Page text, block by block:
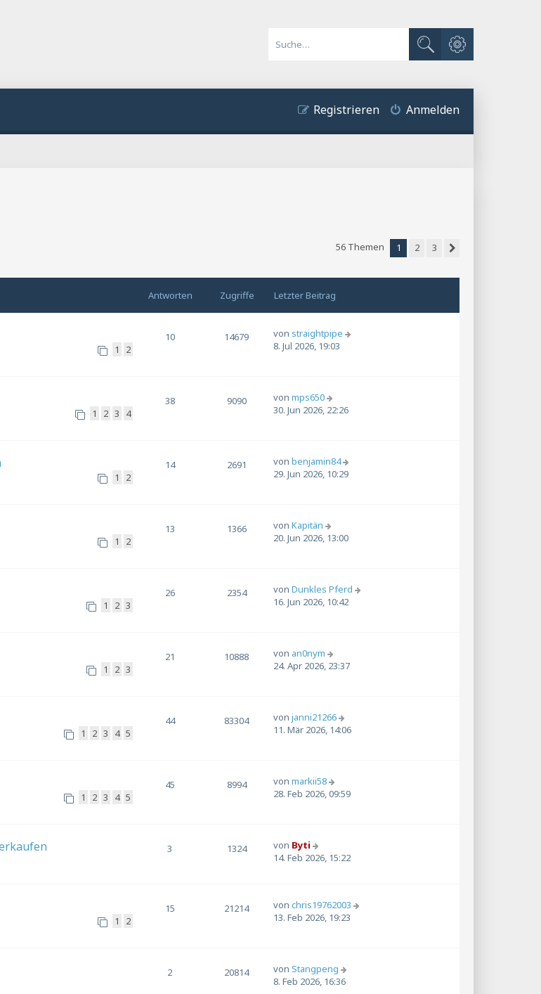
Suche
Erweiterte Suche
Anmelden
Registrieren
56 Themen 1 2
3
Antworten Zugriffe Letzter Beitrag
1 2
10 14679 von straightpipe
8. Jul 2026, 19:03
1 2 3 4
38 9090 von mps650
30. Jun 2026, 22:26
1 2
14 2691 von benjamin84
29. Jun 2026, 10:29
1 2
13 1366 von Kapitän
20. Jun 2026, 13:00
1 2 3
26 2354 von Dunkles Pferd
16. Jun 2026, 10:42
1 2 3
21 10888 von an0nym
24. Apr 2026, 23:37
1 2 3 4 5
44 83304 von janni21266
11. Mär 2026, 14:06
1 2 3 4 5
45 8994 von markii58
28. Feb 2026, 09:59
3 1324 von Byti
14. Feb 2026, 15:22
1 2
15 21214 von chris19762003
13. Feb 2026, 19:23
2 20814 von Stangpeng
8. Feb 2026, 16:36